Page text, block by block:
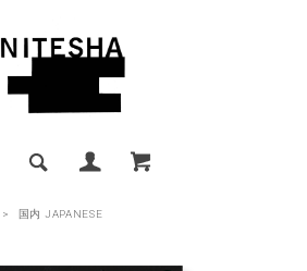
>
国内 JAPANESE